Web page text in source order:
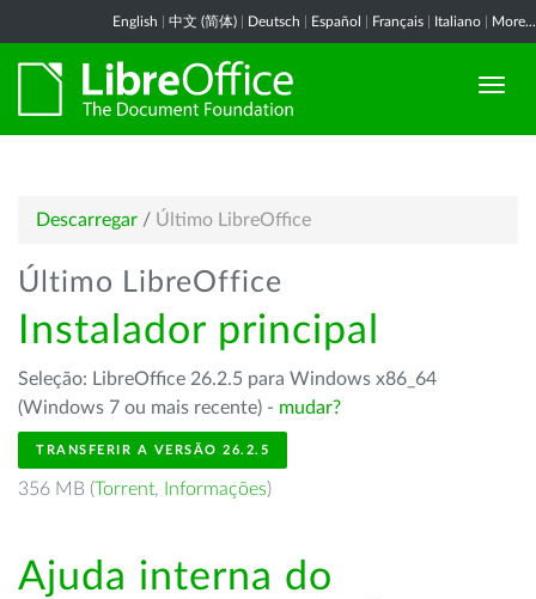
English 中文 (简体) Deutsch Español Français Italiano More...
Descarregar / Último LibreOffice
Último LibreOffice
Instalador principal
Seleção: LibreOffice 26.2.5 para Windows x86_64
(Windows 7 ou mais recente) - mudar?
TRANSFERIR A VERSÃO 26.2.5
356 MB (Torrent, Informações)
Ajuda interna do